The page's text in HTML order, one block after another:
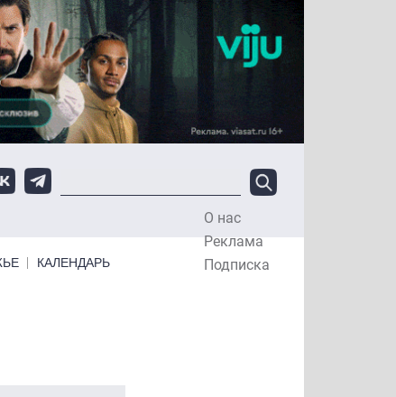
О нас
Реклама
Подписка
КАЛЕНДАРЬ